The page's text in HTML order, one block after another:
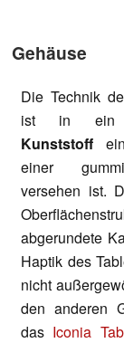
Gehäuse
Die Technik
ist in
Kunststoff
einer
versehen ist.
abgerundete
Haptik des
nicht
den anderen
das Iconia